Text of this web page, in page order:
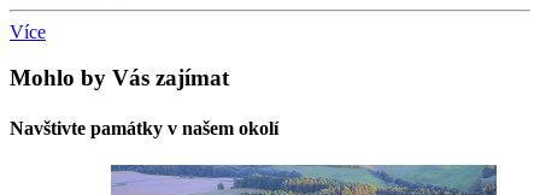
Více
Mohlo by Vás zajímat
Navštivte památky v našem okolí